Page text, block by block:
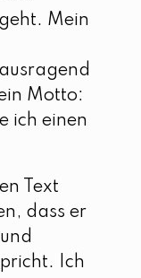
Mein
Motto:
ich einen
Text
dass er
Ich